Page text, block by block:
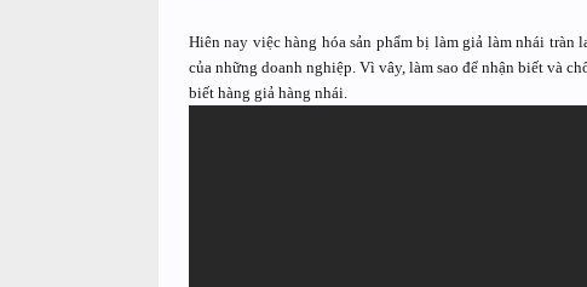
Hiên nay việc hàng hóa sản phẩm bị làm giả làm nhái
của những doanh nghiệp. Vì vây, làm sao để nhận biết và
biết hàng giả hàng nhái.